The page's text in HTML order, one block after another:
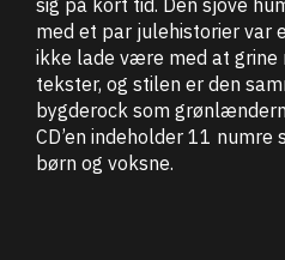
med et par julehistorier var
ikke lade være med at grine
tekster, og stilen er den
bygderock som
CD’en indeholder 11 numre
børn og voksne.